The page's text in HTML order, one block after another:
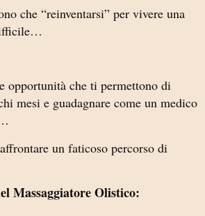
che “reinventarsi” per vivere una
opportunità che ti permettono di
mesi e guadagnare come un medico
un faticoso percorso di
Massaggiatore Olistico: